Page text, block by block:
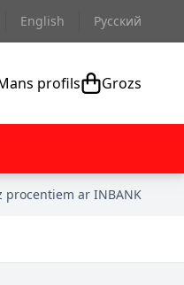
English Русский
profils Grozs
ar INBANK